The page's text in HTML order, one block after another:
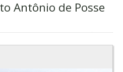
Antônio de Posse